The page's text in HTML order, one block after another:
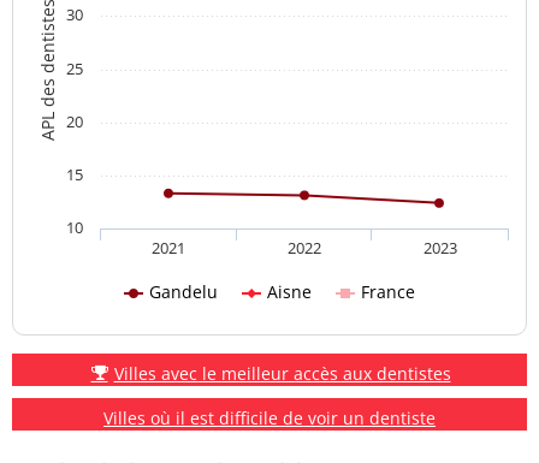
APL des dentistes
Gandelu Aisne France
2021 2022 2023
10
15
20
25
30
Villes avec le meilleur accès aux dentistes
Villes où il est difficile de voir un dentiste